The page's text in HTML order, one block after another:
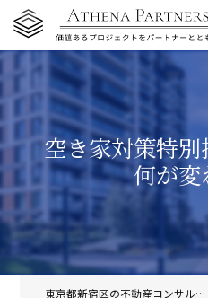
空き家対策特
何が変
東京都新宿区の不動産コンサルティングならアテナ・パートナーズ株式会社